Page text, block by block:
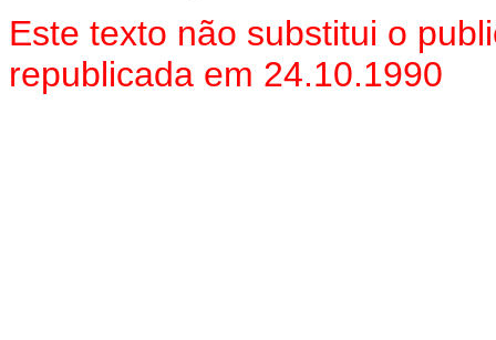
Este texto não substitui o
republicada em 24.10.1990